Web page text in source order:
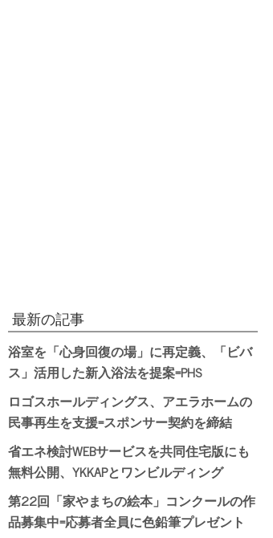
最新の記事
浴室を「心身回復の場」に再定義、「ビバ
ス」活用した新入浴法を提案=PHS
ロゴスホールディングス、アエラホームの
民事再生を支援=スポンサー契約を締結
省エネ検討WEBサービスを共同住宅版にも
無料公開、YKKAPとワンビルディング
第22回「家やまちの絵本」コンクールの作
品募集中=応募者全員に色鉛筆プレゼント